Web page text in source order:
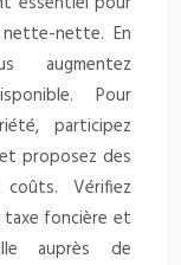
nette. En
augmentez
Pour
participez
proposez des
Vérifiez
taxe foncière et
auprès de